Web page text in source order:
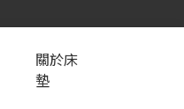
關於床
墊